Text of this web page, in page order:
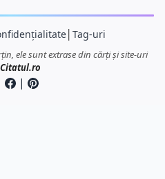
│ Tag-uri
ele sunt extrase din cărți și site-uri
Citatul.ro
|